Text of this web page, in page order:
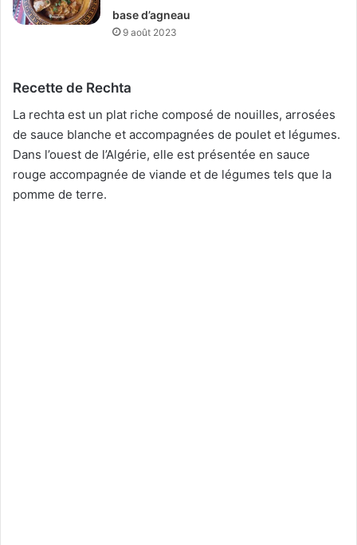
base d’agneau
9 août 2023
Recette de Rechta
La rechta est un plat riche composé de nouilles, arrosées
de sauce blanche et accompagnées de poulet et légumes.
Dans l’ouest de l’Algérie, elle est présentée en sauce
rouge accompagnée de viande et de légumes tels que la
pomme de terre.